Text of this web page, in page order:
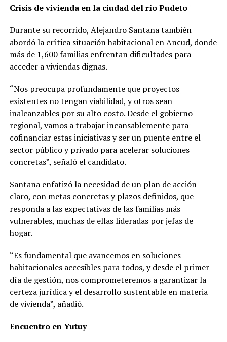
Crisis de vivienda en la ciudad del río Pudeto
Durante su recorrido, Alejandro Santana también
abordó la crítica situación habitacional en Ancud, donde
más de 1,600 familias enfrentan dificultades para
acceder a viviendas dignas.
“Nos preocupa profundamente que proyectos
existentes no tengan viabilidad, y otros sean
inalcanzables por su alto costo. Desde el gobierno
regional, vamos a trabajar incansablemente para
cofinanciar estas iniciativas y ser un puente entre el
sector público y privado para acelerar soluciones
concretas”, señaló el candidato.
Santana enfatizó la necesidad de un plan de acción
claro, con metas concretas y plazos definidos, que
responda a las expectativas de las familias más
vulnerables, muchas de ellas lideradas por jefas de
hogar.
“Es fundamental que avancemos en soluciones
habitacionales accesibles para todos, y desde el primer
día de gestión, nos comprometeremos a garantizar la
certeza jurídica y el desarrollo sustentable en materia
de vivienda”, añadió.
Encuentro en Yutuy